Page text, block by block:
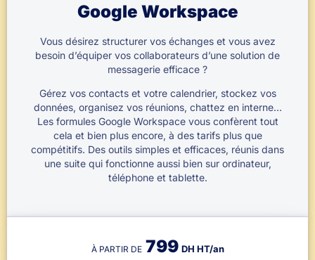
Google Workspace
Vous désirez structurer vos échanges et vous avez
besoin d’équiper vos collaborateurs d’une solution de
messagerie efficace ?
Gérez vos contacts et votre calendrier, stockez vos
données, organisez vos réunions, chattez en interne…
Les formules Google Workspace vous confèrent tout
cela et bien plus encore, à des tarifs plus que
compétitifs. Des outils simples et efficaces, réunis dans
une suite qui fonctionne aussi bien sur ordinateur,
téléphone et tablette.
À PARTIR DE 799 DH HT/an